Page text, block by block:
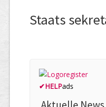
Staats
✔HELPads